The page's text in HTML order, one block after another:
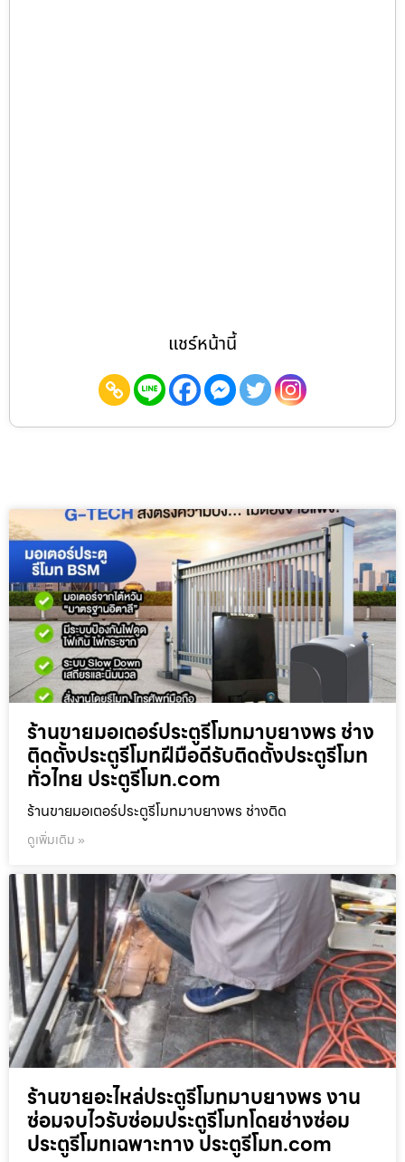
แชร์หน้านี้
ร้านขายมอเตอร์ประตูรีโมทมาบยางพร ช่าง
ติดตั้งประตูรีโมทฝีมือดีรับติดตั้งประตูรีโมท
ทั่วไทย ประตูรีโมท.com
ร้านขายมอเตอร์ประตูรีโมทมาบยางพร ช่างติด
ดูเพิ่มเติม »
ร้านขายอะไหล่ประตูรีโมทมาบยางพร งาน
ซ่อมจบไวรับซ่อมประตูรีโมทโดยช่างซ่อม
ประตูรีโมทเฉพาะทาง ประตูรีโมท.com